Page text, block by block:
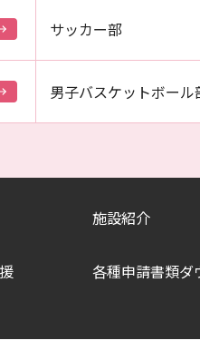
サッカー部
男子バスケットボール
施設紹介
各種申請書類ダ